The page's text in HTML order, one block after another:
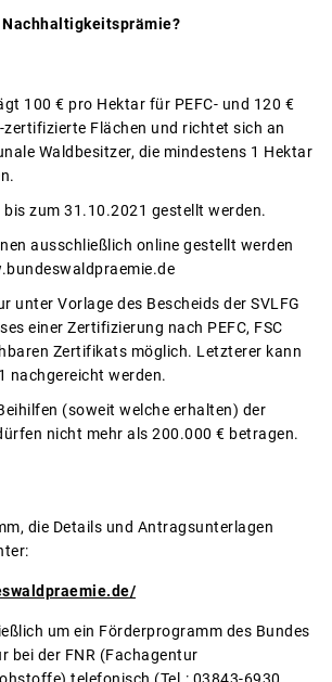
100 € pro Hektar für PEFC- und 120 €
zertifizierte Flächen und richtet sich an
Waldbesitzer, die mindestens 1 Hektar
zum 31.10.2021 gestellt werden.
ausschließlich online gestellt werden
unter Vorlage des Bescheids der SVLFG
einer Zertifizierung nach PEFC, FSC
Zertifikats möglich. Letzterer kann
nachgereicht werden.
(soweit welche erhalten) der
nicht mehr als 200.000 € betragen.
die Details und Antragsunterlagen
um ein Förderprogramm des Bundes
bei der FNR (Fachagentur